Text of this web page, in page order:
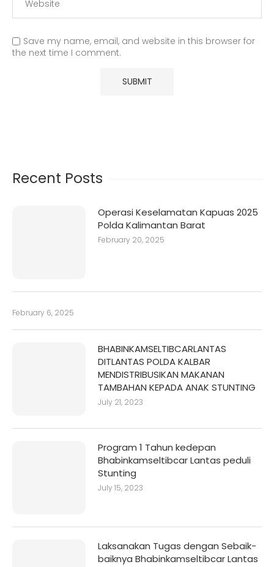
Save my name, email, and website in this browser for
the next time I comment.
Recent Posts
Operasi Keselamatan Kapuas 2025
Polda Kalimantan Barat
February 20, 2025
February 6, 2025
BHABINKAMSELTIBCARLANTAS
DITLANTAS POLDA KALBAR
MENDISTRIBUSIKAN MAKANAN
TAMBAHAN KEPADA ANAK STUNTING
July 21, 2023
Program 1 Tahun kedepan
Bhabinkamseltibcar Lantas peduli
Stunting
July 15, 2023
Laksanakan Tugas dengan Sebaik-
baiknya Bhabinkamseltibcar Lantas